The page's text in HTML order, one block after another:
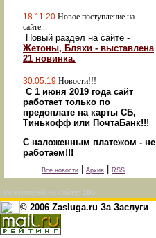
18.11.20 Новое поступление на
сайте...
Новый раздел на сайте -
Жетоны, Бляхи - выставлена
21 новинка.
30.05.19 Новости!!!
С 1 июня 2019 года сайт
работает только по
предоплате на карты СБ,
Тинькофф или ПочтаБанк!!!
С наложенным платежом - не
работаем!!!
Все новости Архив RSS
Посетителей на сайте: 108
© 2006 Zasluga.ru За Заслуги